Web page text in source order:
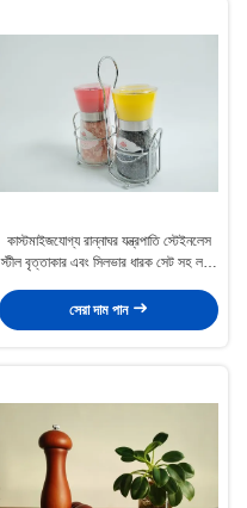
কাস্টমাইজযোগ্য রান্নাঘর যন্ত্রপাতি স্টেইনলেস
স্টীল বৃত্তাকার এবং সিলভার ধারক সেট সহ লবণ
সেরা দাম পান